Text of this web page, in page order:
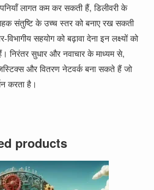
लागत कम कर सकती हैं, डिलीवरी के
संतुष्टि के उच्च स्तर को बनाए रख सकती
सहयोग को बढ़ावा देना इन लक्ष्यों को
निरंतर सुधार और नवाचार के माध्यम से,
और वितरण नेटवर्क बना सकते हैं जो
करता है।
products